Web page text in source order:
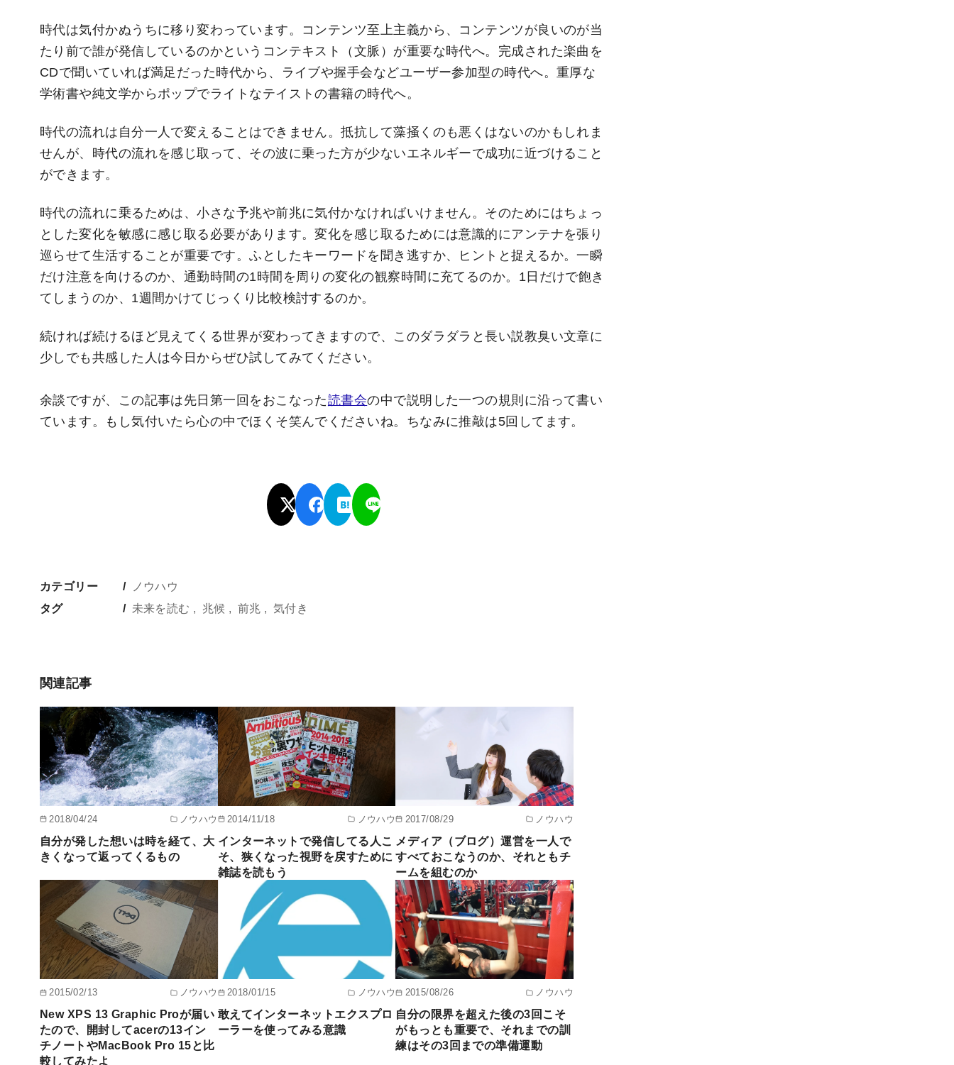
時代は気付かぬうちに移り変わっています。コンテンツ至上主義から、コンテンツが良いのが当
たり前で誰が発信しているのかというコンテキスト（文脈）が重要な時代へ。完成された楽曲を
CDで聞いていれば満足だった時代から、ライブや握手会などユーザー参加型の時代へ。重厚な
学術書や純文学からポップでライトなテイストの書籍の時代へ。
時代の流れは自分一人で変えることはできません。抵抗して藻掻くのも悪くはないのかもしれま
せんが、時代の流れを感じ取って、その波に乗った方が少ないエネルギーで成功に近づけること
ができます。
時代の流れに乗るためは、小さな予兆や前兆に気付かなければいけません。そのためにはちょっ
とした変化を敏感に感じ取る必要があります。変化を感じ取るためには意識的にアンテナを張り
巡らせて生活することが重要です。ふとしたキーワードを聞き逃すか、ヒントと捉えるか。一瞬
だけ注意を向けるのか、通勤時間の1時間を周りの変化の観察時間に充てるのか。1日だけで飽き
てしまうのか、1週間かけてじっくり比較検討するのか。
続ければ続けるほど見えてくる世界が変わってきますので、このダラダラと長い説教臭い文章に
少しでも共感した人は今日からぜひ試してみてください。
余談ですが、この記事は先日第一回をおこなった読書会の中で説明した一つの規則に沿って書い
ています。もし気付いたら心の中でほくそ笑んでくださいね。ちなみに推敲は5回してます。
カテゴリー
ノウハウ
タグ
未来を読む 兆候 前兆 気付き
関連記事
2018/04/24 ノウハウ
自分が発した想いは時を経て、大
きくなって返ってくるもの
2014/11/18 ノウハウ
インターネットで発信してる人こ
そ、狭くなった視野を戻すために
雑誌を読もう
2017/08/29 ノウハウ
メディア（ブログ）運営を一人で
すべておこなうのか、それともチ
ームを組むのか
2015/02/13 ノウハウ
New XPS 13 Graphic Proが届い
たので、開封してacerの13イン
チノートやMacBook Pro 15と比
較してみたよ
2018/01/15 ノウハウ
敢えてインターネットエクスプロ
ーラーを使ってみる意識
2015/08/26 ノウハウ
自分の限界を超えた後の3回こそ
がもっとも重要で、それまでの訓
練はその3回までの準備運動